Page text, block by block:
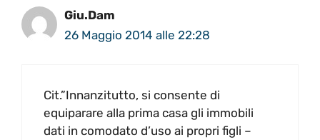
Giu.Dam
26 Maggio 2014 alle 22:28
Cit.”Innanzitutto, si consente di
equiparare alla prima casa gli immobili
dati in comodato d’uso ai propri figli –